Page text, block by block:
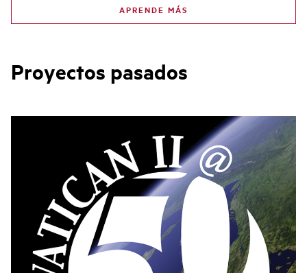
APRENDE MÁS
Proyectos pasados